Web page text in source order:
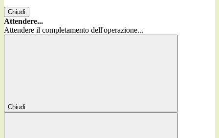
Chiudi
Attendere...
Attendere il completamento dell'operazione...
Chiudi